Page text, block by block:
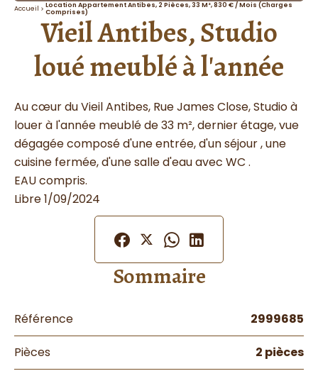
Accueil
Location Appartement Antibes, 2 Pièces, 33 M², 830 € / Mois (Charges
Comprises)
Vieil Antibes, Studio
loué meublé à l'année
Au cœur du Vieil Antibes, Rue James Close, Studio à
louer à l'année meublé de 33 m², dernier étage, vue
dégagée composé d'une entrée, d'un séjour , une
cuisine fermée, d'une salle d'eau avec WC .
EAU compris.
Libre 1/09/2024
Sommaire
Référence 2999685
Pièces 2 pièces